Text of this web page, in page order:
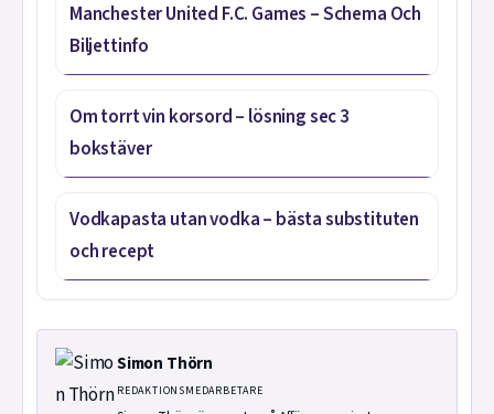
Manchester United F.C. Games – Schema Och
Biljettinfo
Om torrt vin korsord – lösning sec 3
bokstäver
Vodkapasta utan vodka – bästa substituten
och recept
Simon Thörn
REDAKTIONSMEDARBETARE